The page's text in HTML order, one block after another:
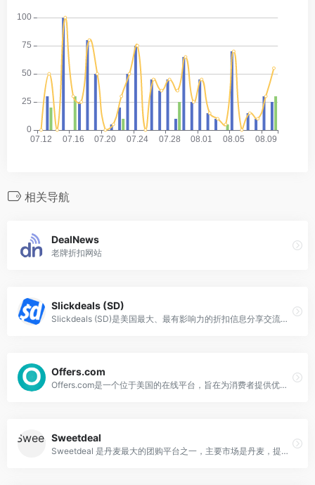
相关导航
DealNews
老牌折扣网站
Slickdeals (SD)
Slickdeals (SD)是美国最大、最有影响力的折扣信息分享交流平台。
Offers.com
Offers.com是一个位于美国的在线平台，旨在为消费者提供优惠券、折扣码等促销信息，以便以更优惠的价格购买产品
Sweetdeal
Sweetdeal 是丹麦最大的团购平台之一，主要市场是丹麦，提供各类团购优惠券和折扣套餐，涵盖了美食、旅行、健身、美容、娱乐等多个领域。